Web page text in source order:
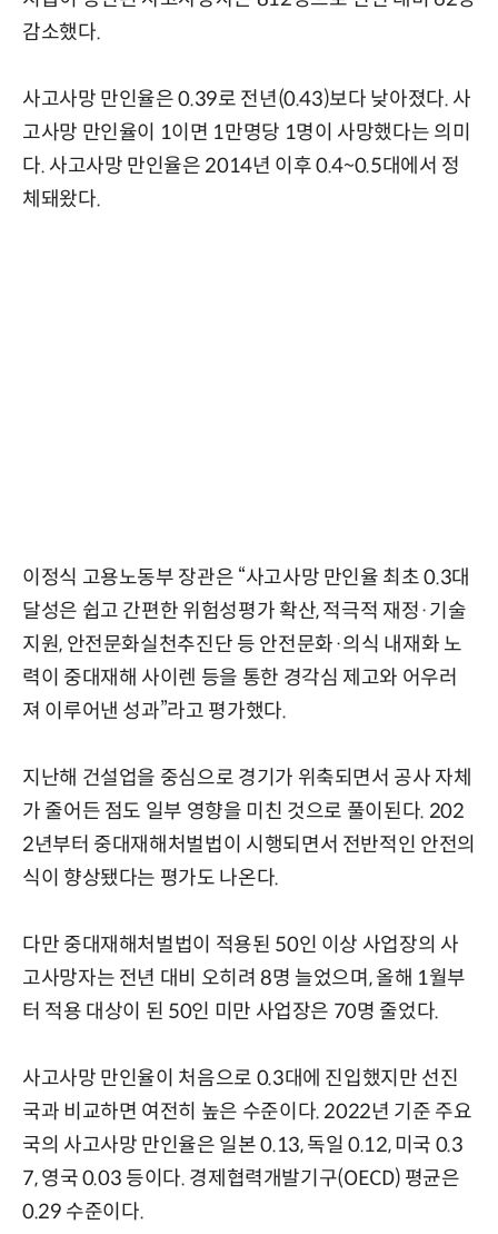
감소했다.
사고사망 만인율은 0.39로 전년(0.43)보다 낮아졌다. 사
고사망 만인율이 1이면 1만명당 1명이 사망했다는 의미
다. 사고사망 만인율은 2014년 이후 0.4~0.5대에서 정
체돼왔다.
이정식 고용노동부 장관은 “사고사망 만인율 최초 0.3대
달성은 쉽고 간편한 위험성평가 확산, 적극적 재정·기술
지원, 안전문화실천추진단 등 안전문화·의식 내재화 노
력이 중대재해 사이렌 등을 통한 경각심 제고와 어우러
져 이루어낸 성과”라고 평가했다.
지난해 건설업을 중심으로 경기가 위축되면서 공사 자체
가 줄어든 점도 일부 영향을 미친 것으로 풀이된다. 202
2년부터 중대재해처벌법이 시행되면서 전반적인 안전의
식이 향상됐다는 평가도 나온다.
다만 중대재해처벌법이 적용된 50인 이상 사업장의 사
고사망자는 전년 대비 오히려 8명 늘었으며, 올해 1월부
터 적용 대상이 된 50인 미만 사업장은 70명 줄었다.
사고사망 만인율이 처음으로 0.3대에 진입했지만 선진
국과 비교하면 여전히 높은 수준이다. 2022년 기준 주요
국의 사고사망 만인율은 일본 0.13, 독일 0.12, 미국 0.3
7, 영국 0.03 등이다. 경제협력개발기구(OECD) 평균은
0.29 수준이다.